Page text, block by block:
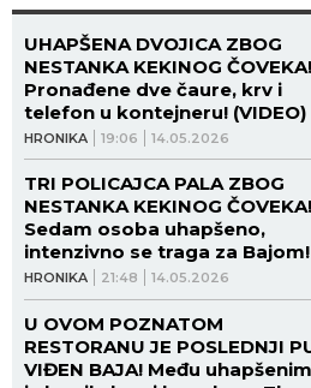
HRONIKA 19:06 14.05.2026
UHAPŠENA DVOJICA ZBOG
NESTANKA KEKINOG ČOVEKA!
Pronađene dve čaure, krv i
telefon u kontejneru! (VIDEO)
HRONIKA 21:48 14.05.2026
TRI POLICAJCA PALA ZBOG
NESTANKA KEKINOG ČOVEKA!
Sedam osoba uhapšeno,
intenzivno se traga za Bajom!
U OVOM POZNATOM
RESTORANU JE POSLEDNJI
VIĐEN BAJA! Među